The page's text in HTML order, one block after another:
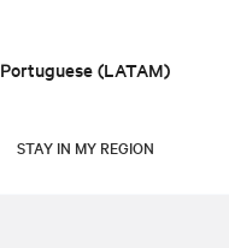
Portuguese (LATAM)
STAY IN MY REGION